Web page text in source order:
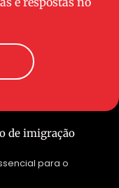
de imigração
para o